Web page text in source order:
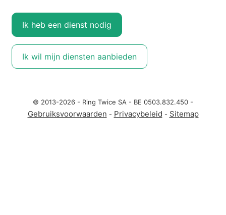
Ik heb een dienst nodig
Ik wil mijn diensten aanbieden
© 2013-2026 - Ring Twice SA - BE 0503.832.450 -
Gebruiksvoorwaarden - Privacybeleid - Sitemap